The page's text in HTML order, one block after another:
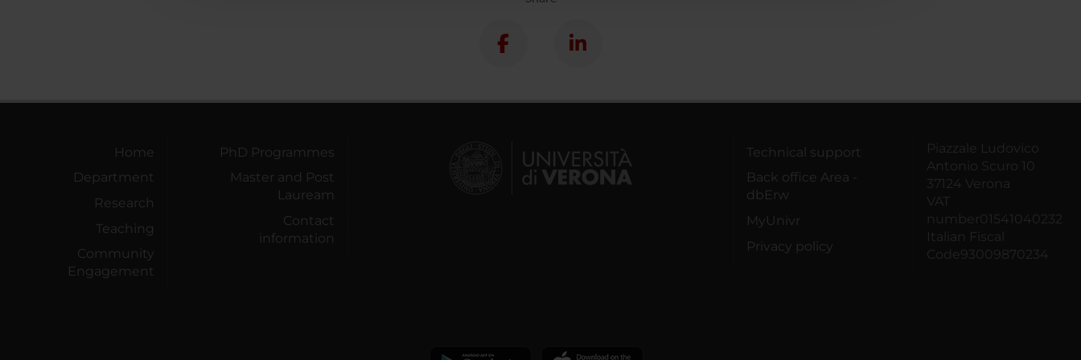
Home
Department
Research
Teaching
Community
Engagement
PhD Programmes
Master and Post
Lauream
Contact
information
Technical support
Back office Area -
dbErw
MyUnivr
Privacy policy
Piazzale Ludovico
Antonio Scuro 10
37124 Verona
VAT
number01541040232
Italian Fiscal
Code93009870234